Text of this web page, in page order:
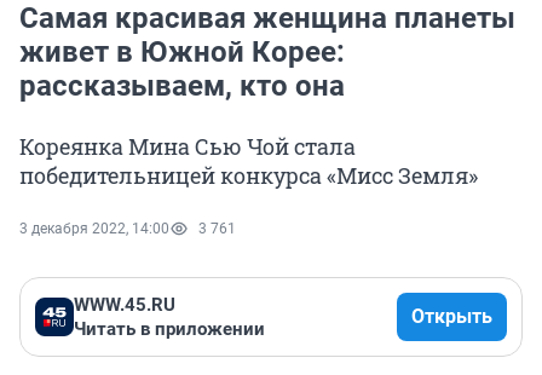
Самая красивая женщина планеты
живет в Южной Корее:
рассказываем, кто она
Кореянка Мина Сью Чой стала
победительницей конкурса «Мисс Земля»
3 декабря 2022, 14:00 3 761
WWW.45.RU
Читать в приложении
Открыть